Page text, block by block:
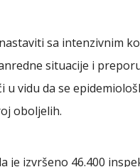
sa intenzivnim
situacije i
u vidu da se
oboljelih.
je izvršeno 46.400